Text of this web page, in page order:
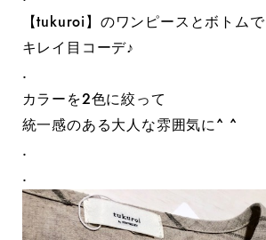
【tukuroi】のワンピースとボトムで
キレイ目コーデ♪
.
カラーを2色に絞って
統一感のある大人な雰囲気に^ ^
.
.